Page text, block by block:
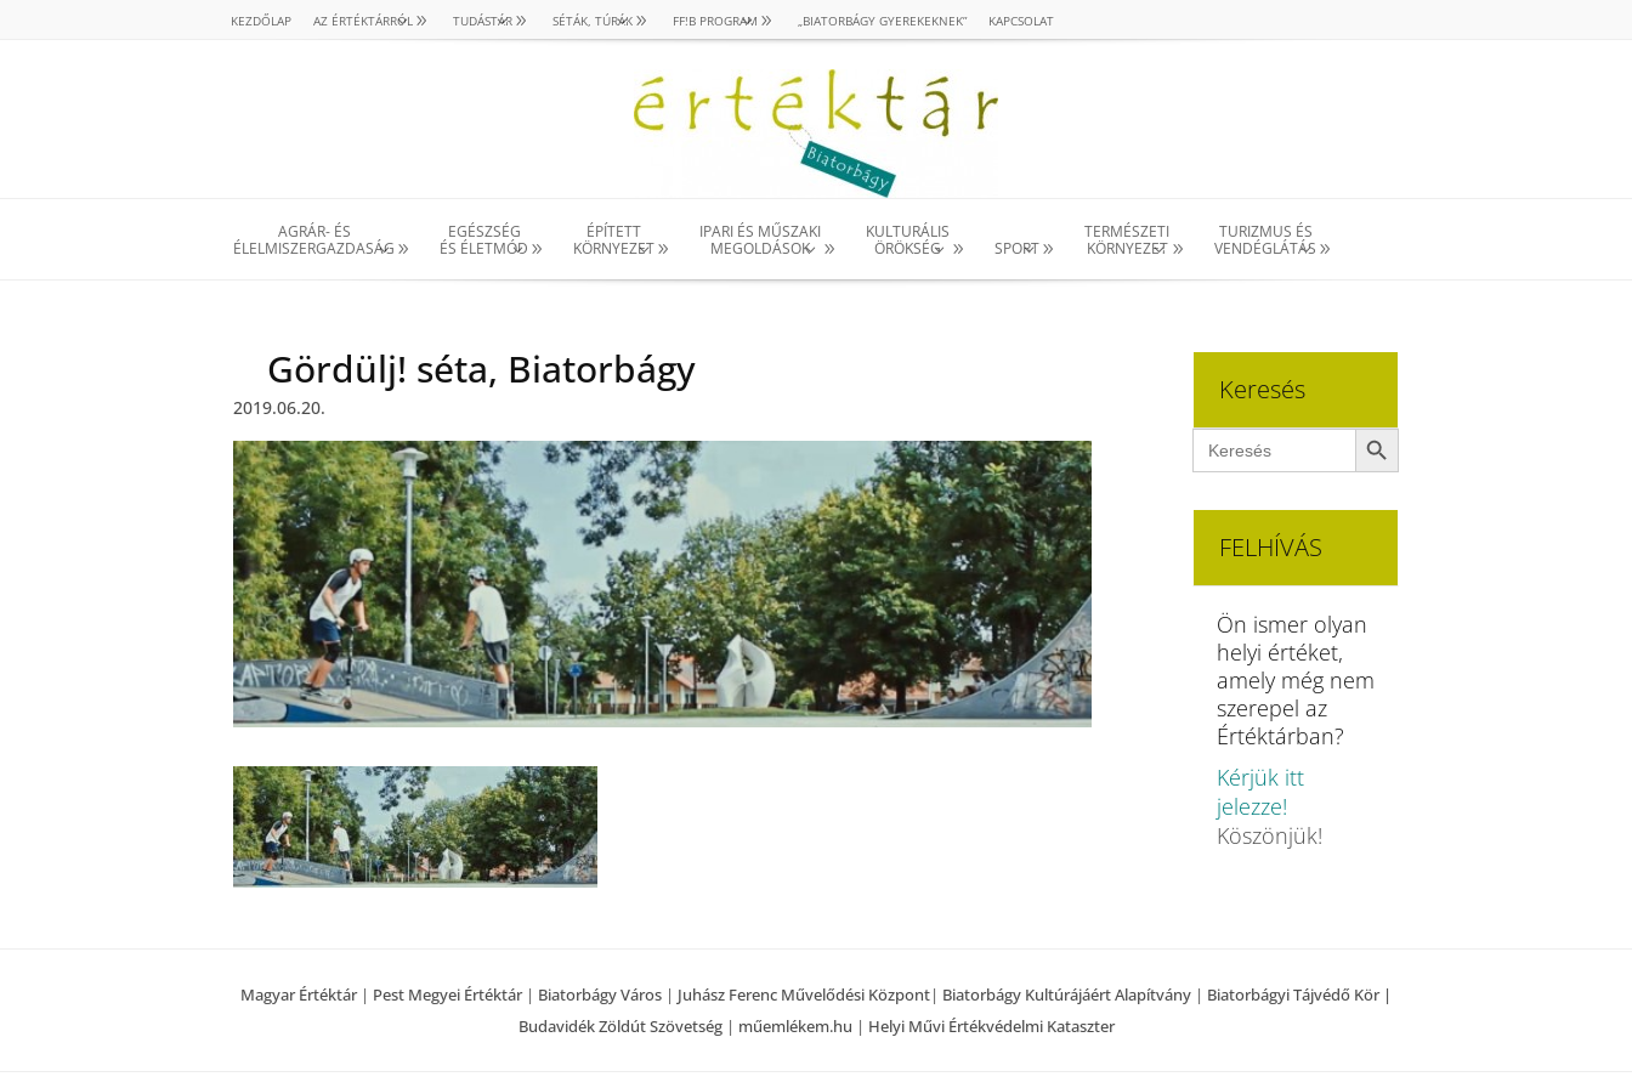
KEZDŐLAP AZ ÉRTÉKTÁRRÓL TUDÁSTÁR SÉTÁK, TÚRÁK FF!B PROGRAM „BIATORBÁGY GYEREKEKNEK” KAPCSOLAT
AGRÁR- ÉS
ÉLELMISZERGAZDASÁG
EGÉSZSÉG
ÉS ÉLETMÓD
ÉPÍTETT
KÖRNYEZET
IPARI ÉS MŰSZAKI
MEGOLDÁSOK
KULTURÁLIS
ÖRÖKSÉG
SPORT
TERMÉSZETI
KÖRNYEZET
TURIZMUS ÉS
VENDÉGLÁTÁS
Gördülj! séta, Biatorbágy
2019.06.20.
Keresés
Search
for:
Search Button
FELHÍVÁS
Ön ismer olyan
helyi értéket,
amely még nem
szerepel az
Értéktárban?
Kérjük itt
jelezze!
Köszönjük!
Magyar Értéktár| Pest Megyei Értéktár| Biatorbágy Város | Juhász Ferenc Művelődési Központ| Biatorbágy Kultúrájáért Alapítvány | Biatorbágyi Tájvédő Kör |
Budavidék Zöldút Szövetség | műemlékem.hu | Helyi Művi Értékvédelmi Kataszter